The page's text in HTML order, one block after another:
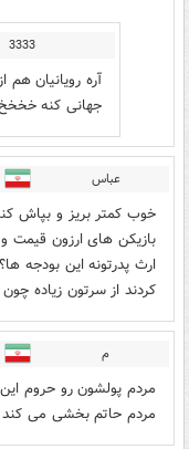
3333
آره رویانیان
جهانی کنه
عباس
خوب کمتر بریز و بپاش
بازیکن های ارزون قیمت
ارث پدرتونه این
کردند از سرتون زیاده
م
مردم پولشون رو حروم
مردم حاتم بخشی می کند